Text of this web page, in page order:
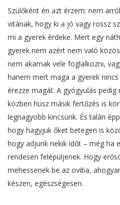
Szülőként én azt érzem: nem
vitának, hogy ki a jó vagy rossz
mi a gyerek érdeke. Mert egy
gyerek nem azért nem való
nem akarnak vele foglalkozni,
hanem mert maga a gyerek
érezze magát. A gyógyulás
közben húsz másik fertőzés is
legnagyobb kincsünk. És talán
hogy hagyjuk őket betegen is
hogy adjunk nekik időt – még ha
rendesen felépüljenek. Hogy
mehessenek be az oviba,
készen, egészségesen.